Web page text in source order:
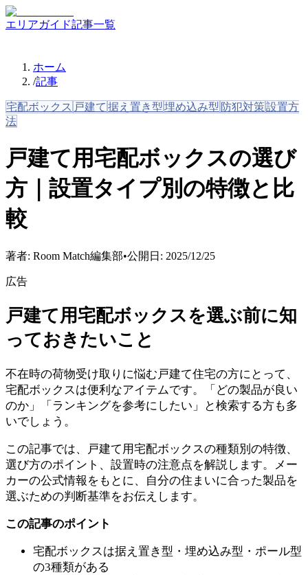
エリアガイド記事一覧
ホーム
/記事
宅配ボックス 戸建て 据え置き型埋め込み型 防犯対策設置方
法
戸建て用宅配ボックスの選び
方｜設置タイプ別の特徴と比
較
著者: Room Match編集部•公開日: 2025/12/25
広告
戸建て用宅配ボックスを選ぶ前に知
っておきたいこと
不在時の荷物受け取りに悩む戸建て住宅の方にとって、
宅配ボックスは便利なアイテムです。「どの製品が良い
のか」「ランキングを参考にしたい」と検索する方も多
いでしょう。
この記事では、戸建て用宅配ボックスの種類別の特徴、
選び方のポイント、設置時の注意点を解説します。メー
カーの公式情報をもとに、自分の住まいに合った製品を
選ぶための判断基準をお伝えします。
この記事のポイント
宅配ボックスは据え置き型・埋め込み型・ポール型
の3種類がある